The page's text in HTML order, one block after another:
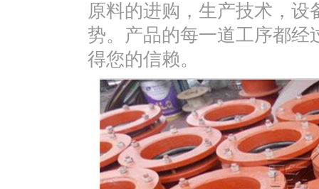
原料的进购，生产技术，
势。产品的每一道工序都经
得您的信赖。